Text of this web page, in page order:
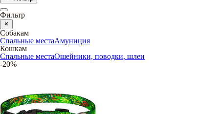
Фильтр
Собакам
Спальные местаАмуниция
Кошкам
Спальные местаОшейники, поводки, шлеи
-20%